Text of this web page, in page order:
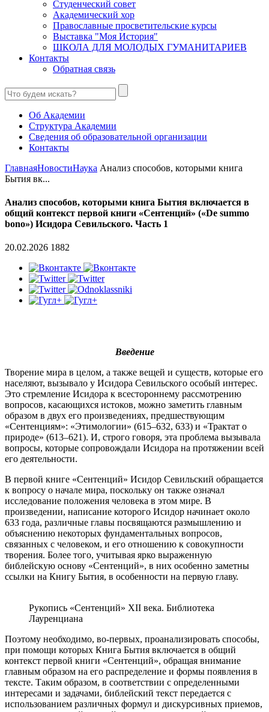
Студенческий совет
Академический хор
Православные просветительские курсы
Выставка "Моя История"
ШКОЛА ДЛЯ МОЛОДЫХ ГУМАНИТАРИЕВ
Контакты
Обратная связь
Об Академии
Структура Академии
Сведения об образовательной организации
Контакты
ГлавнаяНовостиНаука Анализ способов, которыми книга
Бытия вк...
Анализ способов, которыми книга Бытия включается в
общий контекст первой книги «Сентенций» («De summo
bono») Исидора Севильского. Часть 1
20.02.2026 1882
Введение
Творение мира в целом, а также вещей и существ, которые его
населяют, вызывало у Исидора Севильского особый интерес.
Это стремление Исидора к всестороннему рассмотрению
вопросов, касающихся истоков, можно заметить главным
образом в двух его произведениях, предшествующим
«Сентенциям»: «Этимологии» (615–632, 633) и «Трактат о
природе» (613–621). И, строго говоря, эта проблема вызывала
вопросы, которые сопровождали Исидора на протяжении всей
его деятельности.
В первой книге «Сентенций» Исидор Севильский обращается
к вопросу о начале мира, поскольку он также означал
исследование положения человека в этом мире. В
произведении, написание которого Исидор начинает около
633 года, различные главы посвящаются размышлению и
объяснению некоторых фундаментальных вопросов,
связанных с человеком, и его отношению к совокупности
творения. Более того, учитывая ярко выраженную
библейскую основу «Сентенций», в них особенно заметны
ссылки на Книгу Бытия, в особенности на первую главу.
Рукопись «Сентенций» XII века. Библиотека
Лауренциана
Поэтому необходимо, во-первых, проанализировать способы,
при помощи которых Книга Бытия включается в общий
контекст первой книги «Сентенций», обращая внимание
главным образом на его распределение и формы появления в
тексте. Таким образом, в соответствии с определенными
интересами и задачами, библейский текст передается с
использованием различных формул и дискурсивных приемов,